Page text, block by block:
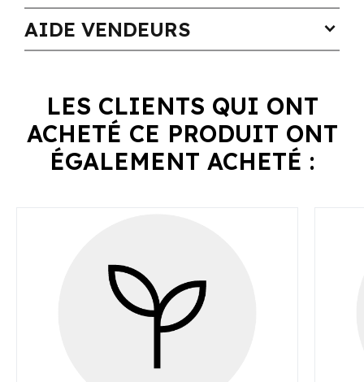
AIDE VENDEURS expand_more
LES CLIENTS QUI ONT
ACHETÉ CE PRODUIT ONT
ÉGALEMENT ACHETÉ :